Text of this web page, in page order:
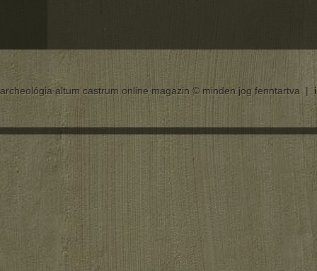
archeológia altum castrum online magazin © minden jog fenntartva |